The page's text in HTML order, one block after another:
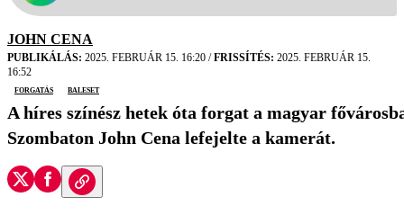
JOHN CENA
PUBLIKÁLÁS: 2025. FEBRUÁR 15. 16:20 /FRISSÍTÉS: 2025. FEBRUÁR 15.
16:52
forgatás
baleset
A híres színész hetek óta forgat a magyar
Szombaton John Cena lefejelte a kamerát.